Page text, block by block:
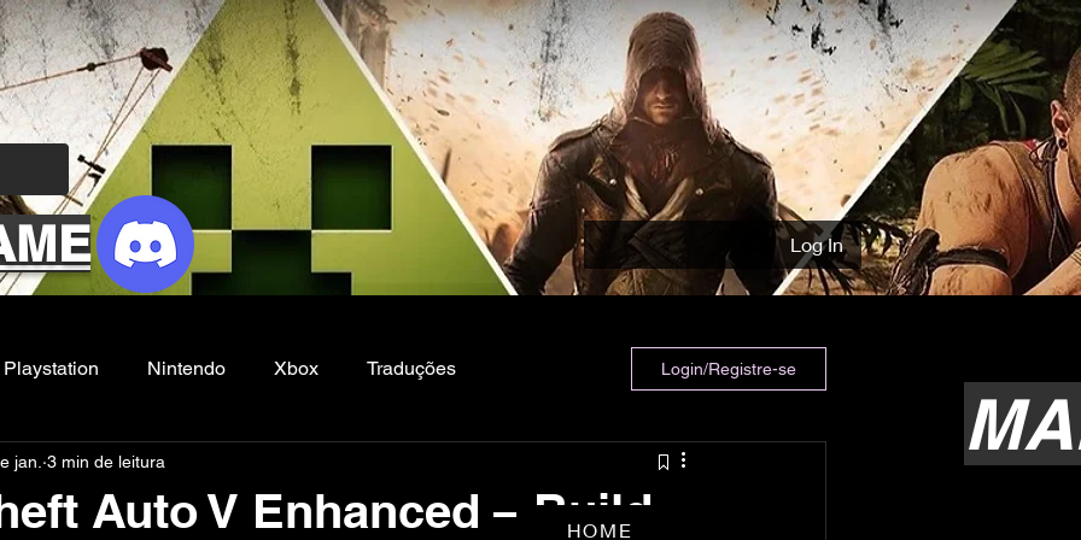
Log In
Playstation Nintendo Xbox Traduções
Filmes e Series
Login/Registre-se
Auto V Enhanced – Build
jan. 3 min de leitura
HOME